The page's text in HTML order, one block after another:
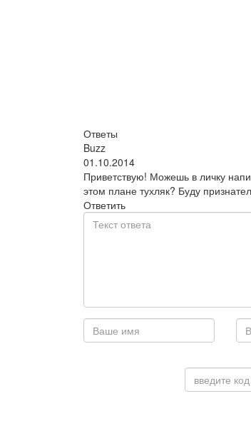
Ответы
Buzz
01.10.2014
Приветствую! Можешь в личку
этом плане тухляк? Буду
Ответить